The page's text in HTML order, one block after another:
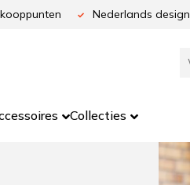
Nederlands design
Collecties